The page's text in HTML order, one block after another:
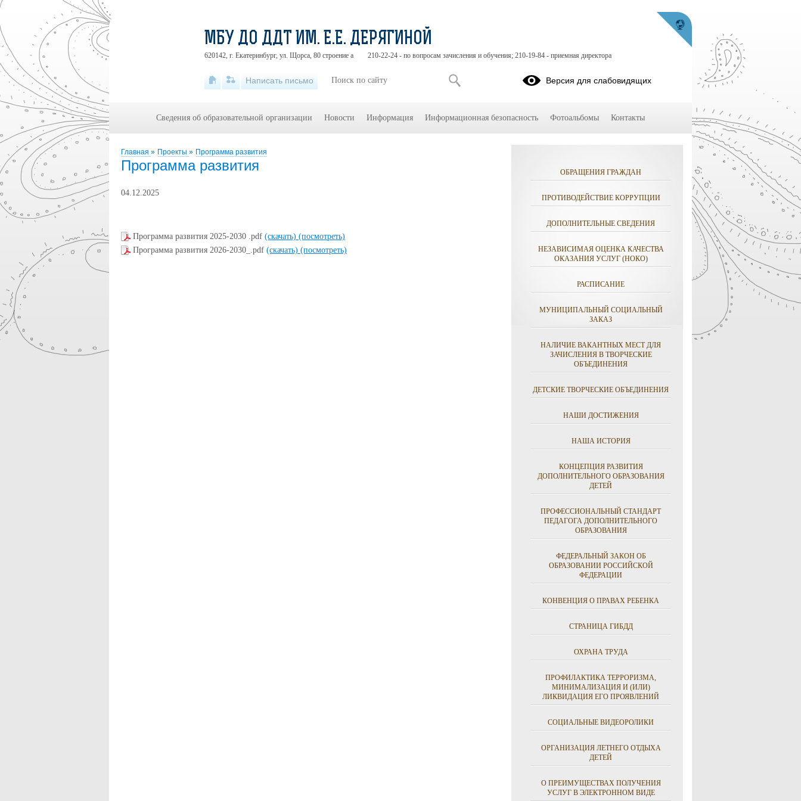
Главная » Проекты » Программа развития
Программа развития
04.12.2025
Программа развития 2025-2030 .pdf (скачать) (посмотреть)
Программа развития 2026-2030_.pdf (скачать) (посмотреть)
ОБРАЩЕНИЯ ГРАЖДАН
ПРОТИВОДЕЙСТВИЕ КОРРУПЦИИ
ДОПОЛНИТЕЛЬНЫЕ СВЕДЕНИЯ
НЕЗАВИСИМАЯ ОЦЕНКА КАЧЕСТВА
ОКАЗАНИЯ УСЛУГ (НОКО)
РАСПИСАНИЕ
МУНИЦИПАЛЬНЫЙ СОЦИАЛЬНЫЙ
ЗАКАЗ
НАЛИЧИЕ ВАКАНТНЫХ МЕСТ ДЛЯ
ЗАЧИСЛЕНИЯ В ТВОРЧЕСКИЕ
ОБЪЕДИНЕНИЯ
ДЕТСКИЕ ТВОРЧЕСКИЕ ОБЪЕДИНЕНИЯ
НАШИ ДОСТИЖЕНИЯ
НАША ИСТОРИЯ
КОНЦЕПЦИЯ РАЗВИТИЯ
ДОПОЛНИТЕЛЬНОГО ОБРАЗОВАНИЯ
ДЕТЕЙ
ПРОФЕССИОНАЛЬНЫЙ СТАНДАРТ
ПЕДАГОГА ДОПОЛНИТЕЛЬНОГО
ОБРАЗОВАНИЯ
ФЕДЕРАЛЬНЫЙ ЗАКОН ОБ
ОБРАЗОВАНИИ РОССИЙСКОЙ
ФЕДЕРАЦИИ
КОНВЕНЦИЯ О ПРАВАХ РЕБЕНКА
СТРАНИЦА ГИБДД
ОХРАНА ТРУДА
ПРОФИЛАКТИКА ТЕРРОРИЗМА,
МИНИМАЛИЗАЦИЯ И (ИЛИ)
ЛИКВИДАЦИЯ ЕГО ПРОЯВЛЕНИЙ
СОЦИАЛЬНЫЕ ВИДЕОРОЛИКИ
ОРГАНИЗАЦИЯ ЛЕТНЕГО ОТДЫХА
ДЕТЕЙ
О ПРЕИМУЩЕСТВАХ ПОЛУЧЕНИЯ
УСЛУГ В ЭЛЕКТРОННОМ ВИДЕ
МБУ ДО ДДТ ИМ. Е.Е. ДЕРЯГИНОЙ
620142, г. Екатеринбург, ул. Щорса, 80 строение а 210-22-24 - по вопросам зачисления и обучения; 210-19-84 - приемная директора
Написать письмо Версия для слабовидящих
Сведения об образовательной организации Новости Информация Информационная безопасность Фотоальбомы Контакты